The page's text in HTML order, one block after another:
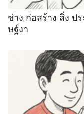
ช่าง ก่อสร้าง สิ่ง ป
ษฐ์งา